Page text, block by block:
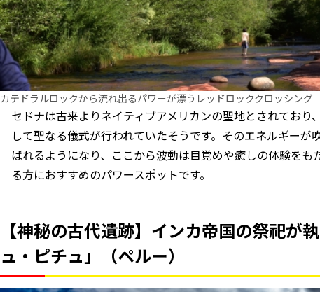
カテドラルロックから流れ出るパワーが漂うレッドロッククロッシング
セドナは古来よりネイティブアメリカンの聖地とされており
して聖なる儀式が行われていたそうです。そのエネルギー
ばれるようになり、ここから波動は目覚めや癒しの体験を
る方におすすめのパワースポットです。
【神秘の古代遺跡】インカ帝国の祭祀が
ュ・ピチュ」（ペルー）